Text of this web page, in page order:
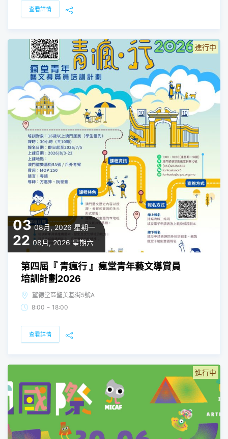
查看詳情
03 08月, 2026 星期一
22 08月, 2026 星期六
進行中
第四屆『 青瘋行 』瘋堂青年藝文導賞員
培訓計劃2026
望德堂區聖美基街5號A
8:00 - 18:00
查看詳情
進行中